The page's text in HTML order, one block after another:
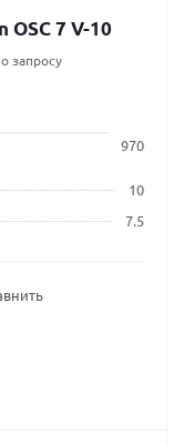
OSC 7 V-10
запросу
970
10
7.5